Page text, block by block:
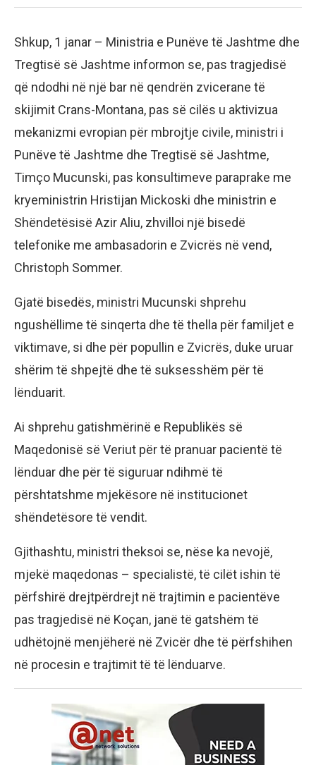
Shkup, 1 janar – Ministria e Punëve të Jashtme dhe
Tregtisë së Jashtme informon se, pas tragjedisë
që ndodhi në një bar në qendrën zvicerane të
skijimit Crans-Montana, pas së cilës u aktivizua
mekanizmi evropian për mbrojtje civile, ministri i
Punëve të Jashtme dhe Tregtisë së Jashtme,
Timço Mucunski, pas konsultimeve paraprake me
kryeministrin Hristijan Mickoski dhe ministrin e
Shëndetësisë Azir Aliu, zhvilloi një bisedë
telefonike me ambasadorin e Zvicrës në vend,
Christoph Sommer.
Gjatë bisedës, ministri Mucunski shprehu
ngushëllime të sinqerta dhe të thella për familjet e
viktimave, si dhe për popullin e Zvicrës, duke uruar
shërim të shpejtë dhe të suksesshëm për të
lënduarit.
Ai shprehu gatishmërinë e Republikës së
Maqedonisë së Veriut për të pranuar pacientë të
lënduar dhe për të siguruar ndihmë të
përshtatshme mjekësore në institucionet
shëndetësore të vendit.
Gjithashtu, ministri theksoi se, nëse ka nevojë,
mjekë maqedonas – specialistë, të cilët ishin të
përfshirë drejtpërdrejt në trajtimin e pacientëve
pas tragjedisë në Koçan, janë të gatshëm të
udhëtojnë menjëherë në Zvicër dhe të përfshihen
në procesin e trajtimit të të lënduarve.